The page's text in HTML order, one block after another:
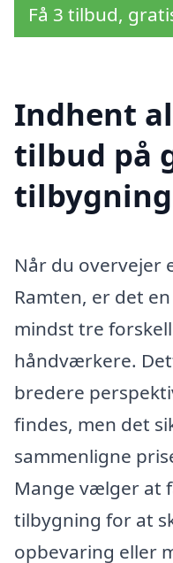
Få 3 tilbud,
Indhent
tilbud på
Når du overvejer
Ramten, er det
mindst tre
håndværkere.
bredere
findes, men det
sammenligne
Mange vælger at
tilbygning for at
opbevaring eller